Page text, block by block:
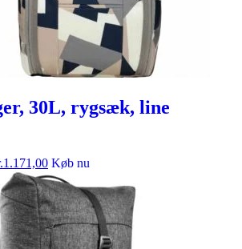
30L, rygsæk, line
1.171,00 Køb nu